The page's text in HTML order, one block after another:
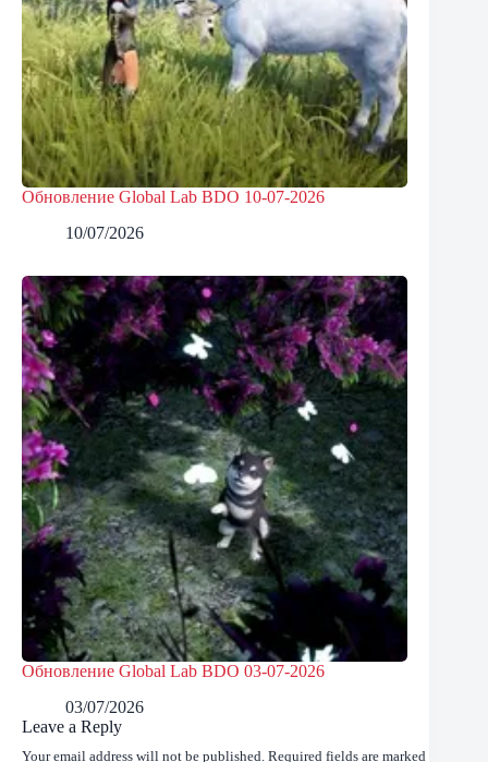
Обновление Global Lab BDO 10-07-2026
10/07/2026
Обновление Global Lab BDO 03-07-2026
03/07/2026
Leave a Reply
Your email address will not be published. Required fields are marked